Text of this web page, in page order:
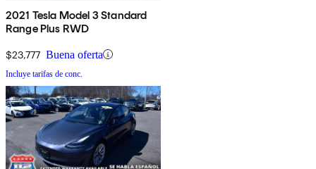
2021 Tesla Model 3 Standard
Range Plus RWD
$23,777 Buena oferta
Incluye tarifas de conc.